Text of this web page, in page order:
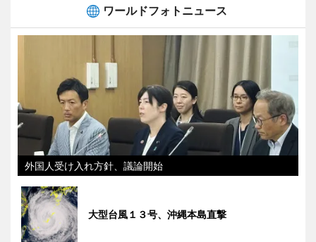
ワールドフォトニュース
外国人受け入れ方針、議論開始
大型台風１３号、沖縄本島直撃